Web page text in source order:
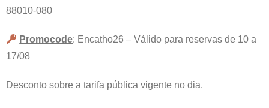
88010-080
Promocode: Encatho26 – Válido para reservas de 10 a
17/08
Desconto sobre a tarifa pública vigente no dia.